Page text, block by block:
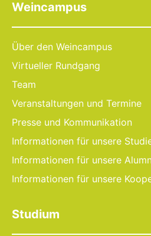
Weincampus
Über den Weincampus
Virtueller Rundgang
Team
Veranstaltungen und Termine
Presse und Kommunikation
Informationen für unsere
Informationen für unsere
Informationen für unsere
Studium